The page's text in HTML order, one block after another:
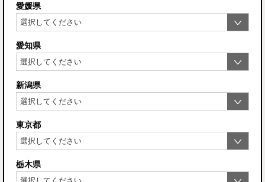
愛媛県
愛知県
新潟県
東京都
栃木県